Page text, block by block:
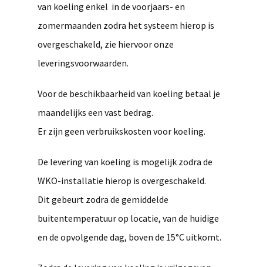
van koeling enkel in de voorjaars- en
zomermaanden zodra het systeem hierop is
overgeschakeld, zie hiervoor onze
leveringsvoorwaarden.
Voor de beschikbaarheid van koeling betaal je
maandelijks een vast bedrag.
Er zijn geen verbruikskosten voor koeling.
De levering van koeling is mogelijk zodra de
WKO-installatie hierop is overgeschakeld.
Dit gebeurt zodra de gemiddelde
buitentemperatuur op locatie, van de huidige
en de opvolgende dag, boven de 15°C uitkomt.